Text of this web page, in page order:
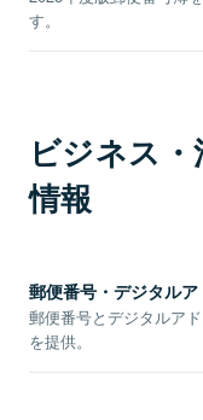
す。
ビジネス
情報
郵便番号・デジタル
郵便番号とデジタルア
を提供。